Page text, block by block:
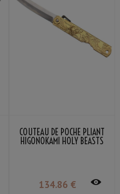
COUTEAU DE POCHE PLIANT
HIGONOKAMI HOLY BEASTS
134.86 €